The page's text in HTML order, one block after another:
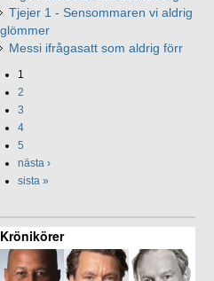
Tjejer 1 - Sensommaren vi aldrig
glömmer
Messi ifrågasatt som aldrig förr
1
2
3
4
5
nästa ›
sista »
Krönikörer